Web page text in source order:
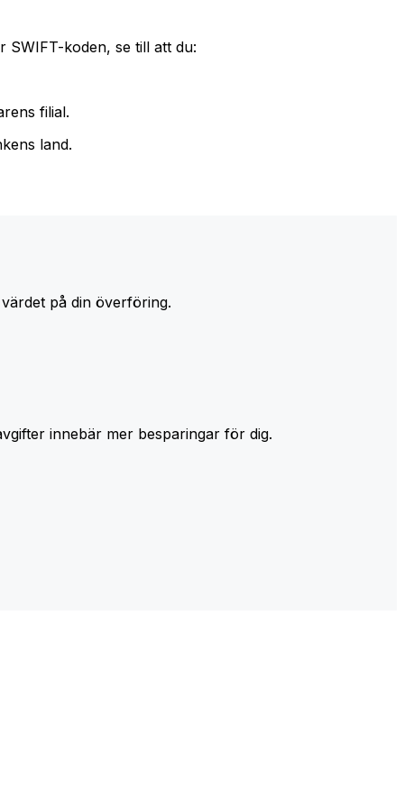
koden, se till att du:
filial.
land.
på din överföring.
innebär mer besparingar för dig.